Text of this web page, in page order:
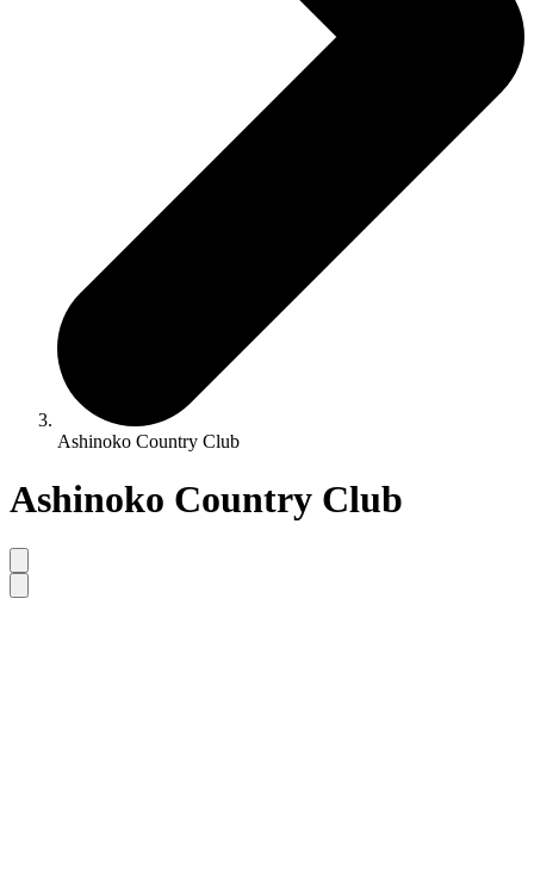
Ashinoko Country Club
Ashinoko Country Club